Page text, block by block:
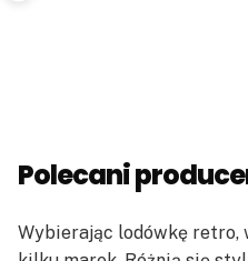
Polecani
Wybierając lodówkę